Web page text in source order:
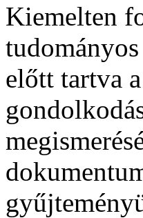
Kiemelten
előtt tartva